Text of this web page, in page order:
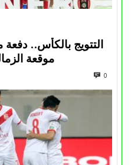
التتويج بالكأس.. دفعة
موقعة
0